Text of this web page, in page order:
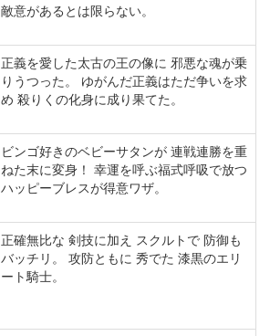
敵意があるとは限らない。
正義を愛した太古の王の像に 邪悪な魂が乗
りうつった。 ゆがんだ正義はただ争いを求
め 殺りくの化身に成り果てた。
ビンゴ好きのベビーサタンが 連戦連勝を重
ねた末に変身！ 幸運を呼ぶ福式呼吸で放つ
ハッピーブレスが得意ワザ。
正確無比な 剣技に加え スクルトで 防御も
バッチリ。 攻防ともに 秀でた 漆黒のエリ
ート騎士。